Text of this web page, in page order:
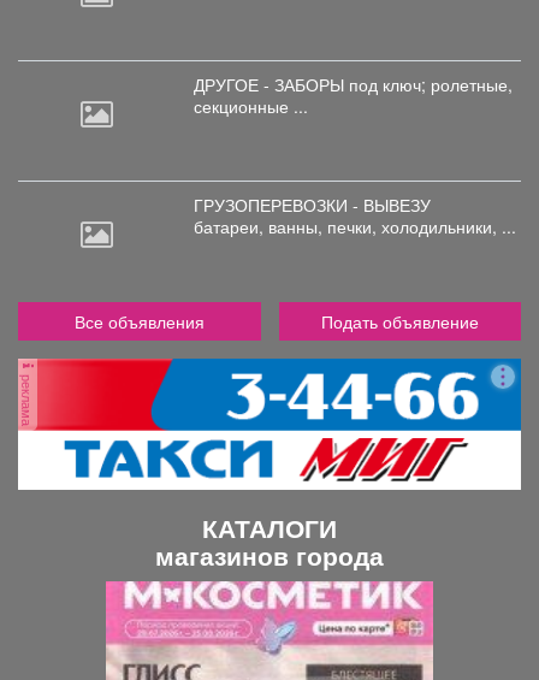
ДРУГОЕ - ЗАБОРЫ под ключ; ролетные,
секционные ...
ГРУЗОПЕРЕВОЗКИ - ВЫВЕЗУ
батареи, ванны, печки, холодильники, ...
Все объявления Подать объявление
реклама
КАТАЛОГИ
магазинов города